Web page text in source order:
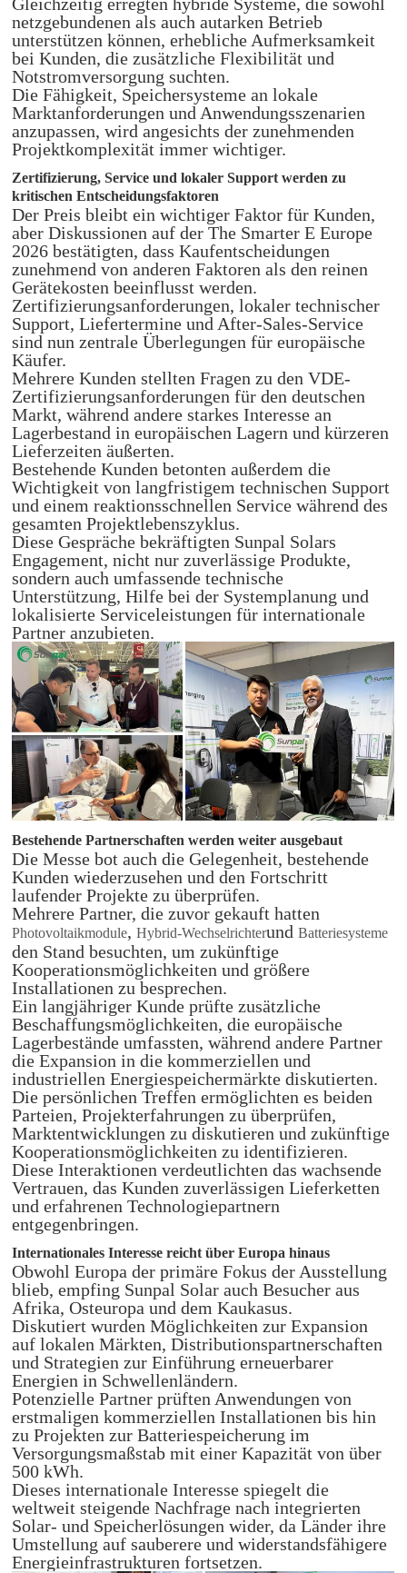
netzgebundenen als auch autarken Betrieb
unterstützen können, erhebliche Aufmerksamkeit
bei Kunden, die zusätzliche Flexibilität und
Notstromversorgung suchten.
Die Fähigkeit, Speichersysteme an lokale
Marktanforderungen und Anwendungsszenarien
anzupassen, wird angesichts der zunehmenden
Projektkomplexität immer wichtiger.
Zertifizierung, Service und lokaler Support werden zu
kritischen Entscheidungsfaktoren
Der Preis bleibt ein wichtiger Faktor für Kunden,
aber Diskussionen auf der The Smarter E Europe
2026 bestätigten, dass Kaufentscheidungen
zunehmend von anderen Faktoren als den reinen
Gerätekosten beeinflusst werden.
Zertifizierungsanforderungen, lokaler technischer
Support, Liefertermine und After-Sales-Service
sind nun zentrale Überlegungen für europäische
Käufer.
Mehrere Kunden stellten Fragen zu den VDE-
Zertifizierungsanforderungen für den deutschen
Markt, während andere starkes Interesse an
Lagerbestand in europäischen Lagern und kürzeren
Lieferzeiten äußerten.
Bestehende Kunden betonten außerdem die
Wichtigkeit von langfristigem technischen Support
und einem reaktionsschnellen Service während des
gesamten Projektlebenszyklus.
Diese Gespräche bekräftigten Sunpal Solars
Engagement, nicht nur zuverlässige Produkte,
sondern auch umfassende technische
Unterstützung, Hilfe bei der Systemplanung und
lokalisierte Serviceleistungen für internationale
Partner anzubieten.
Bestehende Partnerschaften werden weiter ausgebaut
Die Messe bot auch die Gelegenheit, bestehende
Kunden wiederzusehen und den Fortschritt
laufender Projekte zu überprüfen.
Mehrere Partner, die zuvor gekauft hatten
Photovoltaikmodule,Hybrid-WechselrichterundBatteriesysteme
den Stand besuchten, um zukünftige
Kooperationsmöglichkeiten und größere
Installationen zu besprechen.
Ein langjähriger Kunde prüfte zusätzliche
Beschaffungsmöglichkeiten, die europäische
Lagerbestände umfassten, während andere Partner
die Expansion in die kommerziellen und
industriellen Energiespeichermärkte diskutierten.
Die persönlichen Treffen ermöglichten es beiden
Parteien, Projekterfahrungen zu überprüfen,
Marktentwicklungen zu diskutieren und zukünftige
Kooperationsmöglichkeiten zu identifizieren.
Diese Interaktionen verdeutlichten das wachsende
Vertrauen, das Kunden zuverlässigen Lieferketten
und erfahrenen Technologiepartnern
entgegenbringen.
Internationales Interesse reicht über Europa hinaus
Obwohl Europa der primäre Fokus der Ausstellung
blieb, empfing Sunpal Solar auch Besucher aus
Afrika, Osteuropa und dem Kaukasus.
Diskutiert wurden Möglichkeiten zur Expansion
auf lokalen Märkten, Distributionspartnerschaften
und Strategien zur Einführung erneuerbarer
Energien in Schwellenländern.
Potenzielle Partner prüften Anwendungen von
erstmaligen kommerziellen Installationen bis hin
zu Projekten zur Batteriespeicherung im
Versorgungsmaßstab mit einer Kapazität von über
500 kWh.
Dieses internationale Interesse spiegelt die
weltweit steigende Nachfrage nach integrierten
Solar- und Speicherlösungen wider, da Länder ihre
Umstellung auf sauberere und widerstandsfähigere
Energieinfrastrukturen fortsetzen.